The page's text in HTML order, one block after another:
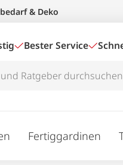
& Deko
Bester Service
Fertiggardinen